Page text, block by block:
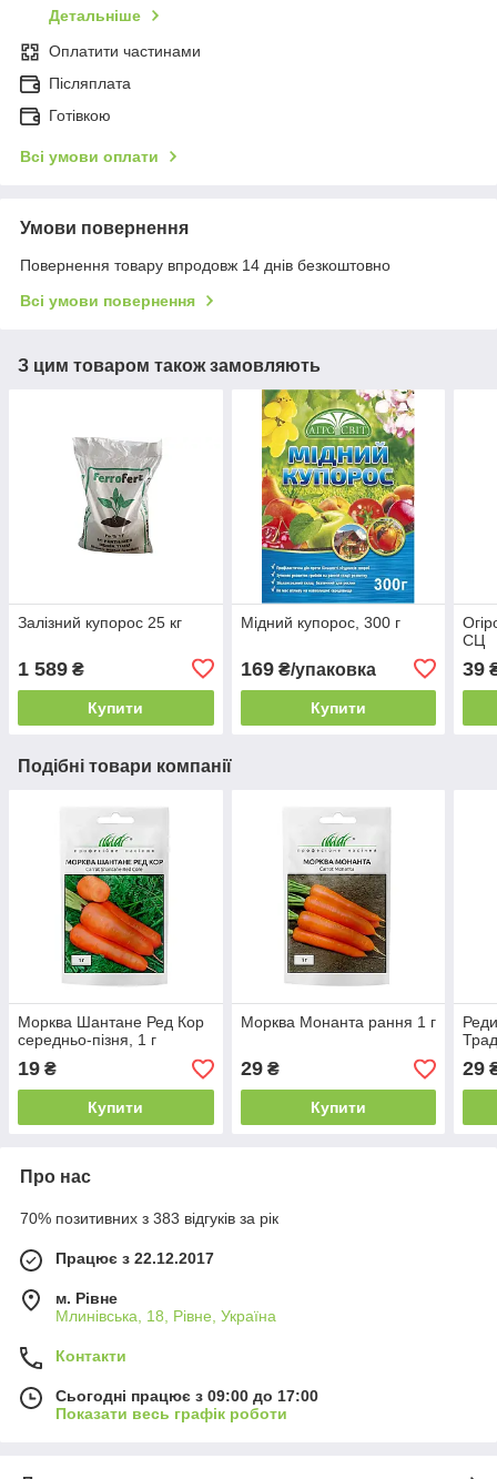
Детальніше
Оплатити частинами
Післяплата
Готівкою
Всі умови оплати
Умови повернення
Повернення товару впродовж 14 днів безкоштовно
Всі умови повернення
З цим товаром також замовляють
Залізний купорос 25 кг
1 589 ₴
Купити
Мідний купорос, 300 г
169₴/упаковка
Купити
СЦ
39
Подібні товари компанії
Морква Шантане Ред Кор
середньо-пізня, 1 г
19 ₴
Купити
Морква Монанта рання 1 г
29₴
Купити
29
Про нас
70% позитивних з 383 відгуків за рік
Працює з 22.12.2017
м. Рівне
Млинівська, 18, Рівне, Україна
Контакти
Сьогодні працює з 09:00 до 17:00
Показати весь графік роботи